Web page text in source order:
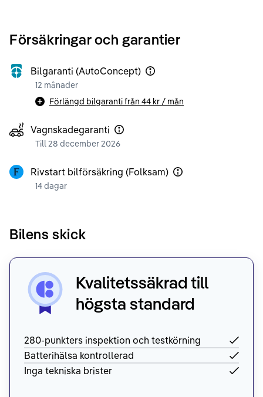
Försäkringar och garantier
Bilgaranti (AutoConcept)
12 månader
Förlängd bilgaranti från 44 kr / mån
Vagnskadegaranti
Till 28 december 2026
Rivstart bilförsäkring (Folksam)
14 dagar
Bilens skick
Kvalitetssäkrad till
högsta standard
280-punkters inspektion och testkörning
Batterihälsa kontrollerad
Inga tekniska brister